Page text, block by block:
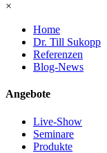
×
Home
Dr. Till Sukopp
Referenzen
Blog-News
Angebote
Live-Show
Seminare
Produkte